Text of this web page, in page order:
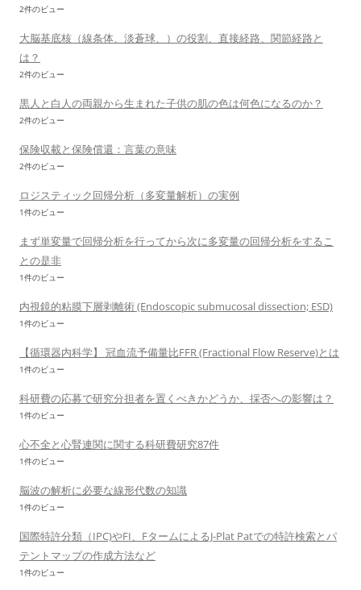
2件のビュー
大脳基底核（線条体、淡蒼球、）の役割、直接経路、関節経路と
は？
2件のビュー
黒人と白人の両親から生まれた子供の肌の色は何色になるのか？
2件のビュー
保険収載と保険償還：言葉の意味
2件のビュー
ロジスティック回帰分析（多変量解析）の実例
1件のビュー
まず単変量で回帰分析を行ってから次に多変量の回帰分析をするこ
との是非
1件のビュー
内視鏡的粘膜下層剥離術 (Endoscopic submucosal dissection; ESD)
1件のビュー
【循環器内科学】 冠血流予備量比FFR (Fractional Flow Reserve)とは
1件のビュー
科研費の応募で研究分担者を置くべきかどうか、採否への影響は？
1件のビュー
心不全と心腎連関に関する科研費研究87件
1件のビュー
脳波の解析に必要な線形代数の知識
1件のビュー
国際特許分類（IPC)やFI、FタームによるJ-Plat Patでの特許検索とパ
テントマップの作成方法など
1件のビュー